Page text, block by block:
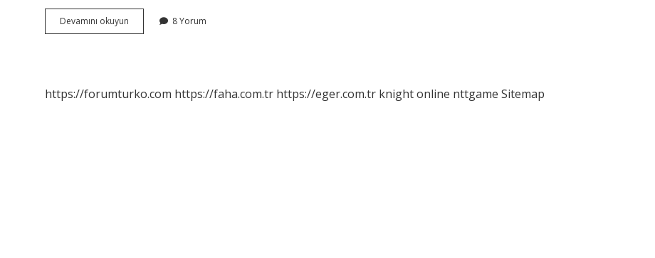
Devamını okuyun
Krem
8 Yorum
https://forumturko.com https://faha.com.tr https://eger.com.tr knight online nttgame Sitemap